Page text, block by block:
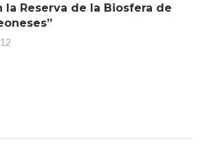
la Reserva de la Biosfera de